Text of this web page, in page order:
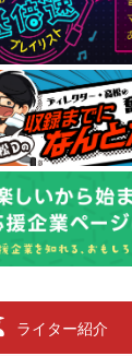
ライター紹介